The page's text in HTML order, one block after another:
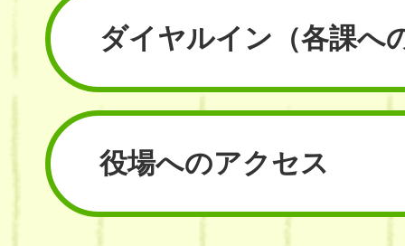
ダイヤルイン （各課へ
役場へのアクセス